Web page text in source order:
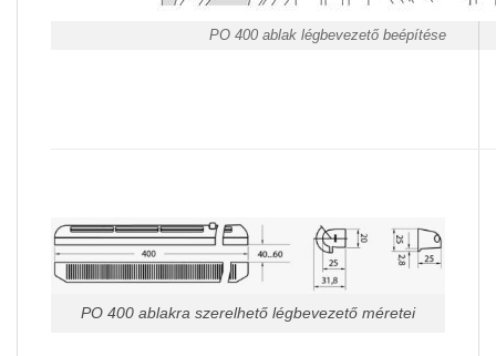
PO 400 ablak légbevezető beépítése
PO 400 ablakra szerelhető légbevezető méretei